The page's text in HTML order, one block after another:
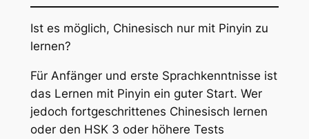
Ist es möglich, Chinesisch nur mit Pinyin zu
lernen?
Für Anfänger und erste Sprachkenntnisse ist
das Lernen mit Pinyin ein guter Start. Wer
jedoch fortgeschrittenes Chinesisch lernen
oder den HSK 3 oder höhere Tests